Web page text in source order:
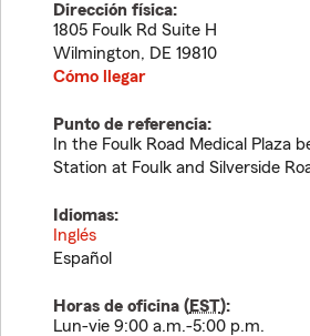
Dirección física:
1805 Foulk Rd Suite H
Wilmington, DE 19810
Cómo llegar
Punto de referencia:
In the Foulk Road Medical Plaza
Station at Foulk and Silverside
Idiomas:
Inglés
Español
Horas de oficina (EST):
Lun-vie 9:00 a.m.-5:00 p.m.